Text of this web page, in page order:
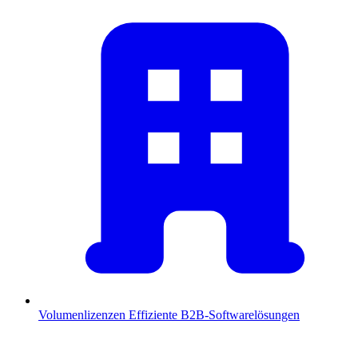
Volumenlizenzen Effiziente B2B-Softwarelösungen